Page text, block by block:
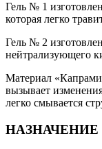
Гель № 1
которая легко
Гель № 2
нейтрализующего
Материал
вызывает
легко смывается
НАЗНАЧЕНИЕ